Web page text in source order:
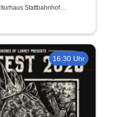
Stattbahnhof
16:30 Uhr